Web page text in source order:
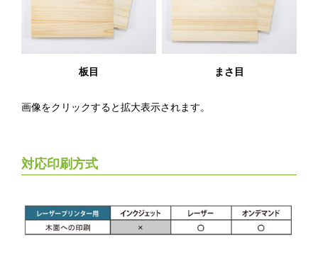
板目 まさ目
画像をクリックすると拡大表示されます。
対応印刷方式